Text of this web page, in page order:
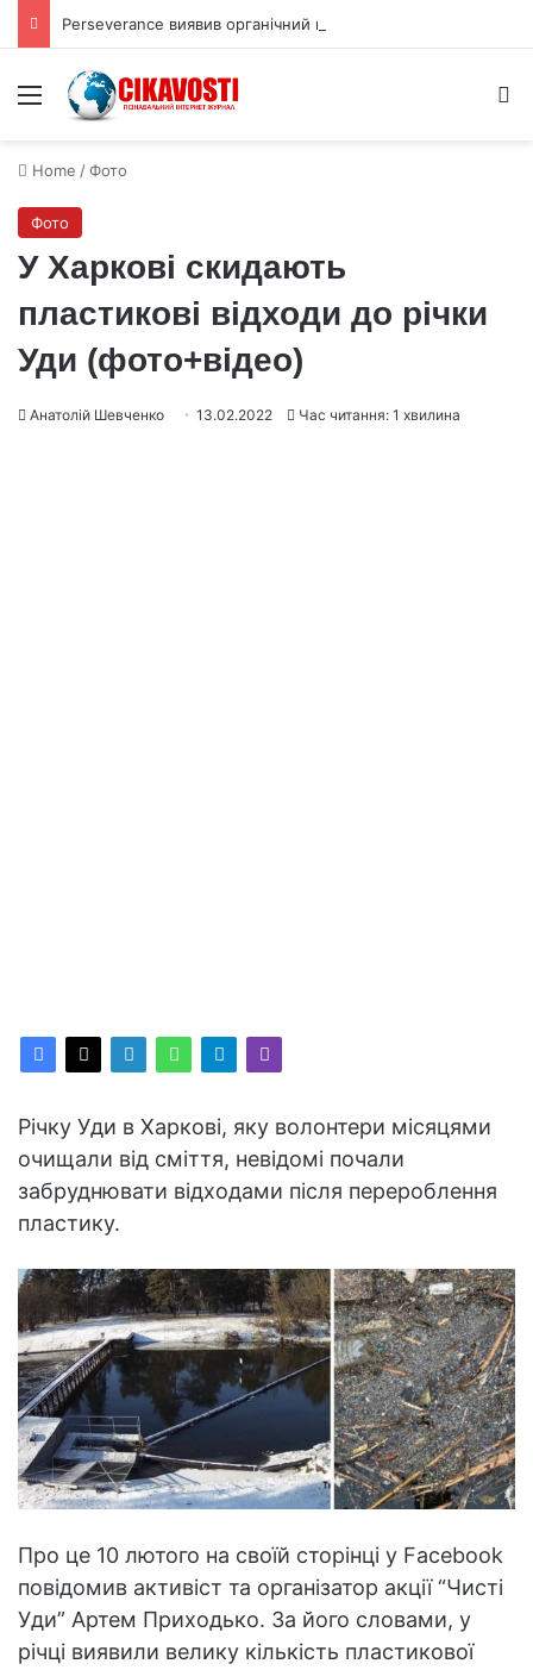
Menu
Home /Фото
Фото
У Харкові скидають
пластикові відходи до річки
Уди (фото+відео)
Анатолій Шевченко 13.02.2022 Час читання: 1 хвилина
Річку Уди в Харкові, яку волонтери місяцями
очищали від сміття, невідомі почали
забруднювати відходами після перероблення
пластику.
Про це 10 лютого на своїй сторінці у Facebook
повідомив активіст та організатор акції “Чисті
Уди” Артем Приходько. За його словами, у
річці виявили велику кількість пластикової